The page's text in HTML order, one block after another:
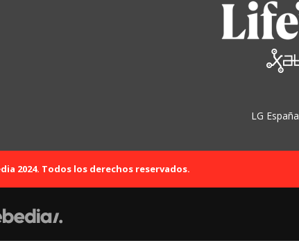
LG España
2024. Todos los derechos reservados.